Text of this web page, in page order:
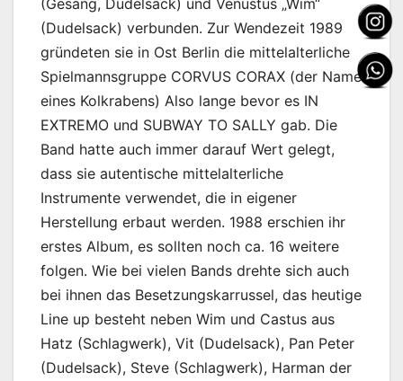
(Dudelsack) verbunden. Zur Wendezeit 1989
gründeten sie in Ost Berlin die mittelalterliche
Spielmannsgruppe CORVUS CORAX (der Name
eines Kolkrabens) Also lange bevor es IN
EXTREMO und SUBWAY TO SALLY gab. Die
Band hatte auch immer darauf Wert gelegt,
dass sie autentische mittelalterliche
Instrumente verwendet, die in eigener
Herstellung erbaut werden. 1988 erschien ihr
erstes Album, es sollten noch ca. 16 weitere
folgen. Wie bei vielen Bands drehte sich auch
bei ihnen das Besetzungskarrussel, das heutige
Line up besteht neben Wim und Castus aus
Hatz (Schlagwerk), Vit (Dudelsack), Pan Peter
(Dudelsack), Steve (Schlagwerk), Harman der